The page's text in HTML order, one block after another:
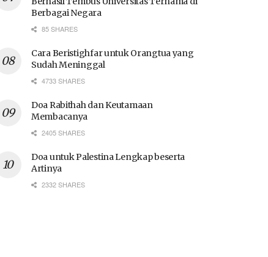
Berbagai Negara
85 SHARES
Cara Beristighfar untuk Orangtua yang
Sudah Meninggal
4733 SHARES
Doa Rabithah dan Keutamaan
Membacanya
2405 SHARES
Doa untuk Palestina Lengkap beserta
Artinya
2332 SHARES